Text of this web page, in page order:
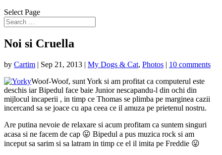
Select Page
Noi si Cruella
by Cartim | Sep 21, 2013 | My Dogs & Cat, Photos | 10 comments
Woof-Woof, sunt York si am profitat ca computerul este
deschis iar Bipedul face baie Junior nescapandu-l din ochi din
mijlocul incaperii , in timp ce Thomas se plimba pe marginea cazii
incercand sa se joace cu apa ceea ce il amuza pe prietenul nostru.
Are putina nevoie de relaxare si acum profitam ca suntem singuri
acasa si ne facem de cap 😛 Bipedul a pus muzica rock si am
inceput sa sarim si sa latram in timp ce el il imita pe Freddie 😛